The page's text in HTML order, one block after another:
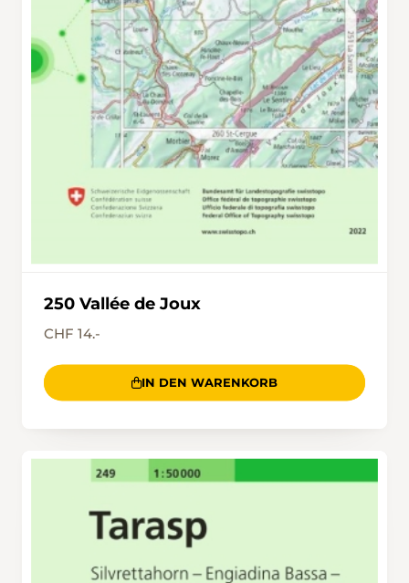
250 Vallée de Joux
CHF 14.-
IN DEN WARENKORB